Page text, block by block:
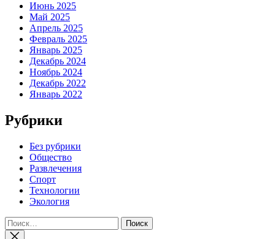
Июнь 2025
Май 2025
Апрель 2025
Февраль 2025
Январь 2025
Декабрь 2024
Ноябрь 2024
Декабрь 2022
Январь 2022
Рубрики
Без рубрики
Общество
Развлечения
Спорт
Технологии
Экология
Найти: